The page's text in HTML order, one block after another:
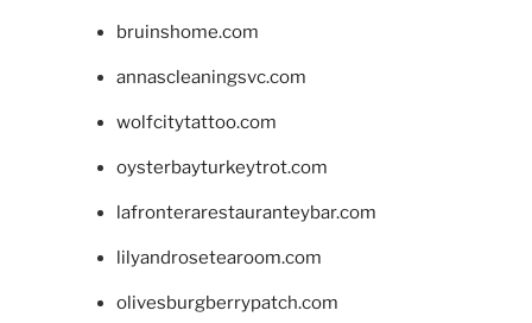
bruinshome.com
annascleaningsvc.com
wolfcitytattoo.com
oysterbayturkeytrot.com
lafronterarestauranteybar.com
lilyandrosetearoom.com
olivesburgberrypatch.com